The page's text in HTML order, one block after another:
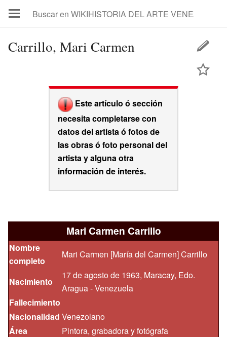
Carrillo, Mari Carmen
Este artículo ó sección
necesita completarse con
datos del artista ó fotos de
las obras ó foto personal del
artista y alguna otra
información de interés.
Mari Carmen Carrillo
Nombre
completo
Mari Carmen [María del Carmen] Carrillo
Nacimiento
17 de agosto de 1963, Maracay, Edo.
Aragua - Venezuela
Fallecimiento
Nacionalidad Venezolano
Área
Pintora, grabadora y fotógrafa